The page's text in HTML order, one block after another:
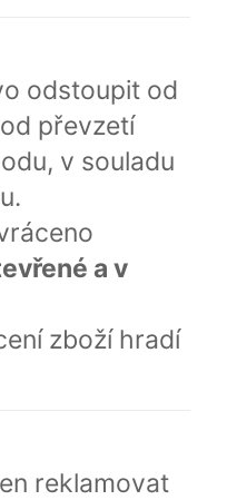
odstoupit od
od převzetí
v souladu
a v
zboží hradí
reklamovat